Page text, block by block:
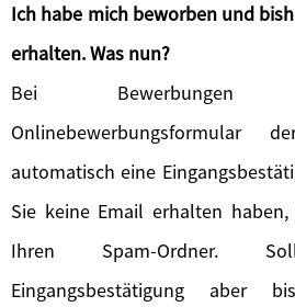
Ich habe mich beworben und
erhalten. Was nun?
Bei
Onlinebewerbungsformular
automatisch eine
Sie keine Email erhalten
Ihren Spam-Ordner.
Eingangsbestätigung aber